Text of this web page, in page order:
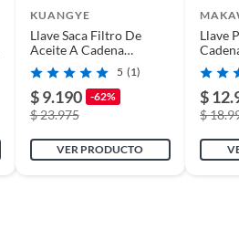
KUANGYE
Llave Saca Filtro De
Aceite A Cadena
Ajustable
5 (1)
$ 9.190 -62%
$ 23.975
VER PRODUCTO
Llave
$
$